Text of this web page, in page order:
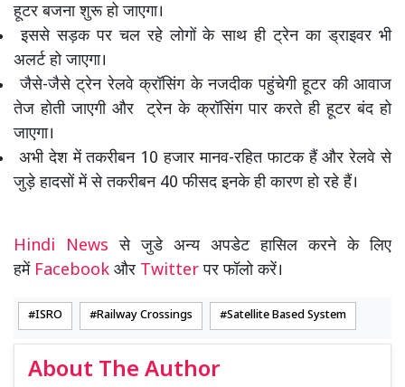
हूटर बजना शुरू हो जाएगा।
इससे सड़क पर चल रहे लोगों के साथ ही ट्रेन का ड्राइवर भी
अलर्ट हो जाएगा।
जैसे-जैसे ट्रेन रेलवे क्रॉसिंग के नजदीक पहुंचेगी हूटर की आवाज
तेज होती जाएगी और ट्रेन के क्रॉसिंग पार करते ही हूटर बंद हो
जाएगा।
अभी देश में तकरीबन 10 हजार मानव-रहित फाटक हैं और रेलवे से
जुड़े हादसों में से तकरीबन 40 फीसद इनके ही कारण हो रहे हैं।
Hindi Newsसे जुडे अन्य अपडेट हासिल करने के लिए
हमें Facebook और Twitterपर फॉलो करें।
ISRO Railway Crossings Satellite Based System
About The Author